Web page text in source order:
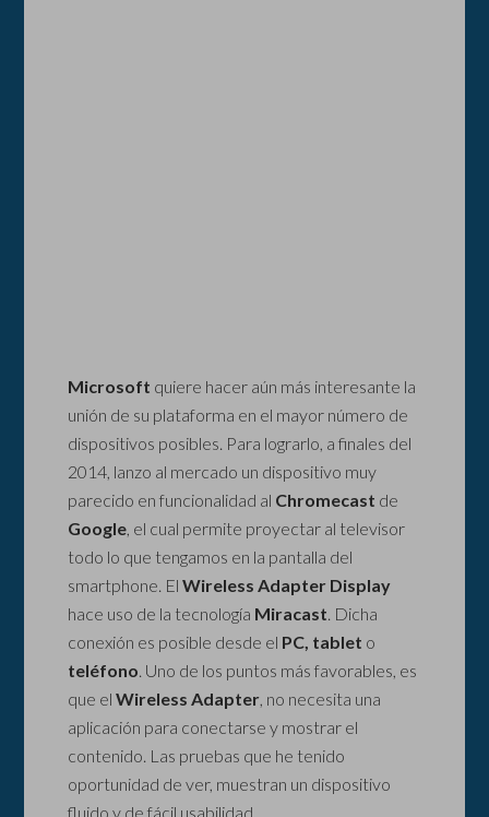
Microsoft quiere hacer aún más interesante la
unión de su plataforma en el mayor número de
dispositivos posibles. Para lograrlo, a finales del
2014, lanzo al mercado un dispositivo muy
parecido en funcionalidad al Chromecast de
Google, el cual permite proyectar al televisor
todo lo que tengamos en la pantalla del
smartphone. ElWireless Adapter Display
hace uso de la tecnología Miracast. Dicha
conexión es posible desde el PC, tablet o
teléfono. Uno de los puntos más favorables, es
que elWireless Adapter, no necesita una
aplicación para conectarse y mostrar el
contenido. Las pruebas que he tenido
oportunidad de ver, muestran un dispositivo
fluido y de fácil usabilidad.